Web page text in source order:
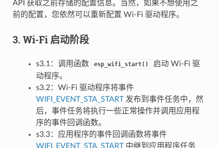
API 获取之前存储的配置信息。当然，如果不想使用之
前的配置，您依然可以重新配置 Wi-Fi 驱动程序。
3. Wi-Fi 启动阶段
s3.1：调用函数 esp_wifi_start()
启动 Wi-Fi 驱
动程序。
s3.2：Wi-Fi 驱动程序将事件
WIFI_EVENT_STA_START发布到事件任务中，然
后，事件任务将执行一些正常操作并调用应用程
序的事件回调函数。
s3.3：应用程序的事件回调函数将事件
WIFI_EVENT_STA_START中继到应用程序任务